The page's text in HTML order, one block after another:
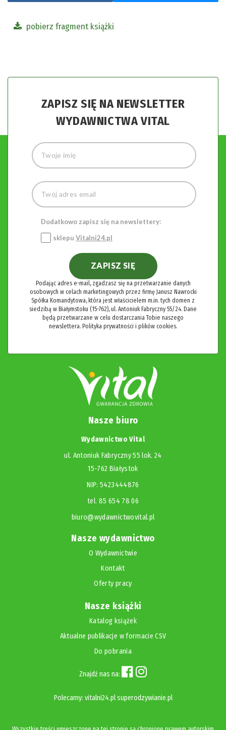
pobierz fragment książki
ZAPISZ SIĘ NA NEWSLETTER
WYDAWNICTWA VITAL
Dodatkowo zapisz się na newslettery:
sklepu Vitalni24.pl
ZAPISZ SIĘ
Podając adres e-mail, zgadzasz się na przetwarzanie danych
osobowych w celach marketingowych przez firmę Janusz Nawrocki
Spółka Komandytowa, która jest właścicielem m.in. tych domen z
siedzibą w Białymstoku (15-762), ul. Antoniuk Fabryczny 55/24. Dane
będą przetwarzane w celu dostarczania Tobie naszego
newslettera. Polityka prywatności i plików cookies.
Nasze biuro
Wydawnictwo Vital
ul. Antoniuk Fabryczny 55 lok. 24
15-762 Białystok
NIP: 5423444876
tel. 85 654 78 06
biuro@wydawnictwovital.pl
Nasze wydawnictwo
O Wydawnictwie
Kontakt
Oferty pracy
Nasze książki
Katalog książek
Aktualne publikacje w formacie CSV
Do pobrania
Znajdź nas na:
Polecamy: vitalni24.pl superodzywianie.pl